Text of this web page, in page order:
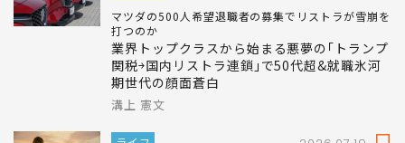
マツダの500人希望退職者の募集でリストラが雪崩を
打つのか
業界トップクラスから始まる悪夢の｢トランプ
関税￫国内リストラ連鎖｣で50代超&就職氷河
期世代の顔面蒼白
溝上 憲文